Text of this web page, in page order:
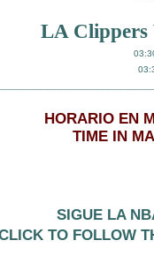
LA Clippers
HORARIO EN
TIME IN
SIGUE LA
TO FOLLOW